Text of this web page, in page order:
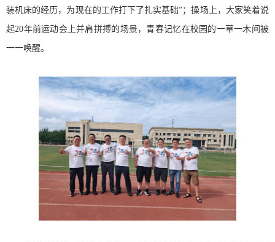
装机床的经历，为现在的工作打下了扎实基础”；操场上，大家笑着说
起20年前运动会上并肩拼搏的场景，青春记忆在校园的一草一木间被
一一唤醒。